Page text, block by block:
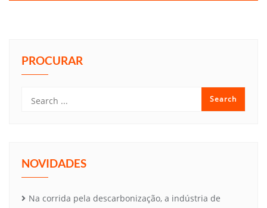
PROCURAR
NOVIDADES
Na corrida pela descarbonização, a indústria de